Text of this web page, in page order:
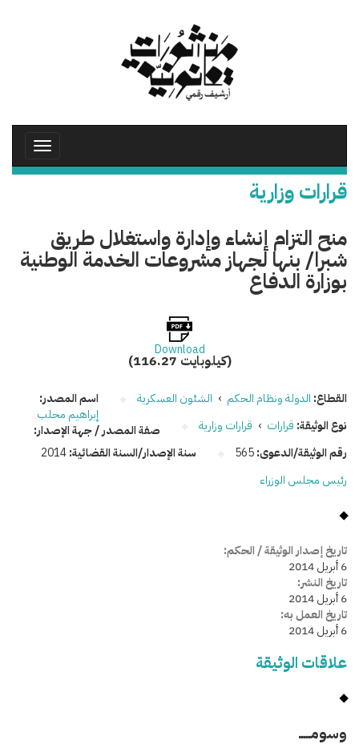
Toggle
قرارات وزارية
منح التزام إنشاء وإدارة واستغلال طريق
شبرا/ بنها لجهاز مشروعات الخدمة الوطنية
بوزارة الدفاع
Download
(116.27 كيلوبايت)
القطاع: الدولة ونظام الحكم › الشئون العسكرية
نوع الوثيقة: قرارات › قرارات وزارية
رقم الوثيقة/الدعوى:565 سنة الإصدار/السنة القضائية:2014
اسم المصدر:
إبراهيم محلب
صفة المصدر / جهة الإصدار:
رئيس مجلس الوزراء
تاريخ إصدار الوثيقة / الحكم:
6 أبريل 2014
تاريخ النشر:
6 أبريل 2014
تاريخ العمل به:
6 أبريل 2014
علاقات الوثيقة
وسومـــــ